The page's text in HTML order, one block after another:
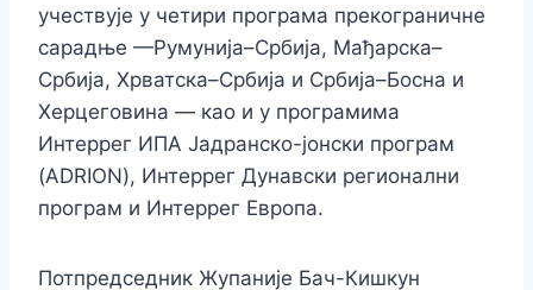
учествује у четири програма прекограничне
сарадње —Румунија–Србија, Мађарска–
Србија, Хрватска–Србија и Србија–Босна и
Херцеговина — као и у програмима
Интеррег ИПА Јадранско-јонски програм
(ADRION), Интеррег Дунавски регионални
програм и Интеррег Европа.
Потпредседник Жупаније Бач-Кишкун